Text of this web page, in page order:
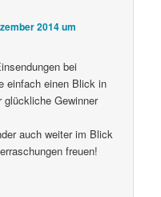
2014 um
bei
einfach einen Blick in
Gewinner
auch weiter im Blick
freuen!